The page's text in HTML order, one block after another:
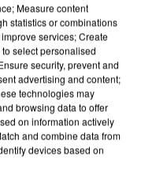
MAFIA
Measure content
statistics or combinations
services; Create
select personalised
security, prevent and
advertising and content;
technologies may
browsing data to offer
on information actively
and combine data from
devices based on